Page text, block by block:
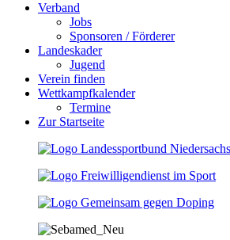
Verband
Jobs
Sponsoren / Förderer
Landeskader
Jugend
Verein finden
Wettkampfkalender
Termine
Zur Startseite